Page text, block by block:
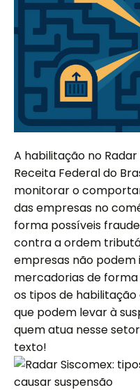
A habilitação no
Receita Federal do
monitorar o
das empresas no
forma possíveis
contra a ordem
empresas não
mercadorias de
os tipos de habilitação
que podem levar à
quem atua nesse
texto!